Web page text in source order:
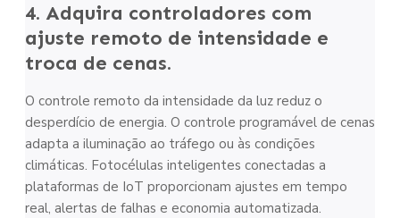
4. Adquira controladores com
ajuste remoto de intensidade e
troca de cenas.
O controle remoto da intensidade da luz reduz o
desperdício de energia. O controle programável de cenas
adapta a iluminação ao tráfego ou às condições
climáticas. Fotocélulas inteligentes conectadas a
plataformas de IoT proporcionam ajustes em tempo
real, alertas de falhas e economia automatizada.